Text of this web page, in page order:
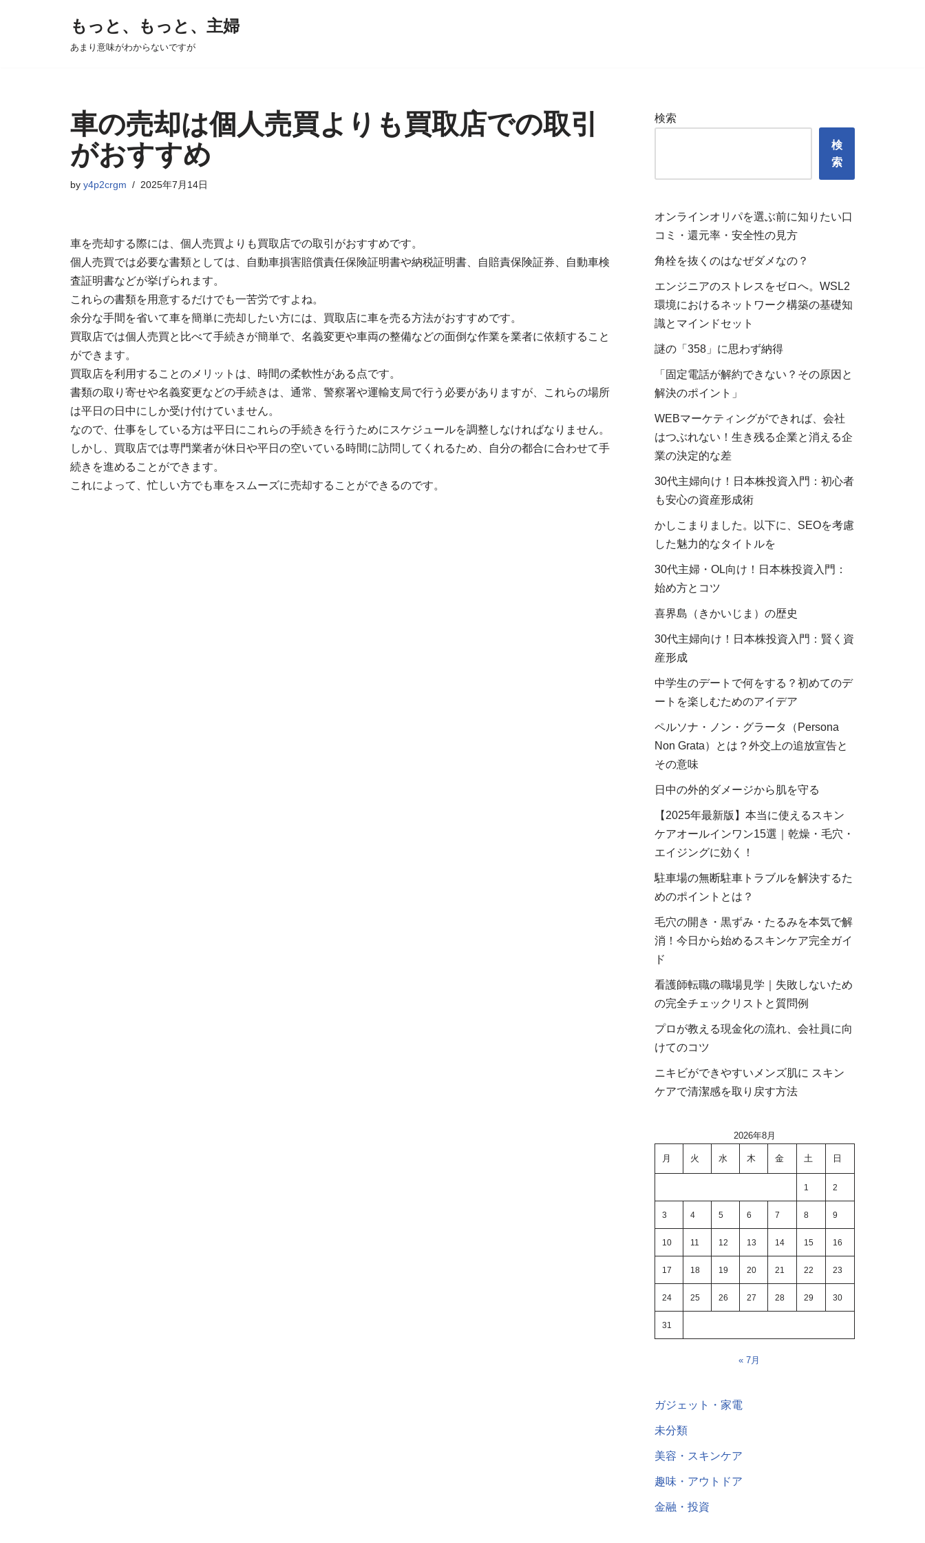
もっと、もっと、主婦
あまり意味がわからないですが
車の売却は個人売買よりも買取店での取引
がおすすめ
by y4p2crgm 2025年7月14日
車を売却する際には、個人売買よりも買取店での取引がおすすめです。
個人売買では必要な書類としては、自動車損害賠償責任保険証明書や納税証明書、自賠責保険証券、自動車検
査証明書などが挙げられます。
これらの書類を用意するだけでも一苦労ですよね。
余分な手間を省いて車を簡単に売却したい方には、買取店に車を売る方法がおすすめです。
買取店では個人売買と比べて手続きが簡単で、名義変更や車両の整備などの面倒な作業を業者に依頼すること
ができます。
買取店を利用することのメリットは、時間の柔軟性がある点です。
書類の取り寄せや名義変更などの手続きは、通常、警察署や運輸支局で行う必要がありますが、これらの場所
は平日の日中にしか受け付けていません。
なので、仕事をしている方は平日にこれらの手続きを行うためにスケジュールを調整しなければなりません。
しかし、買取店では専門業者が休日や平日の空いている時間に訪問してくれるため、自分の都合に合わせて手
続きを進めることができます。
これによって、忙しい方でも車をスムーズに売却することができるのです。
検索
検
索
オンラインオリパを選ぶ前に知りたい口
コミ・還元率・安全性の見方
角栓を抜くのはなぜダメなの？
エンジニアのストレスをゼロへ。WSL2
環境におけるネットワーク構築の基礎知
識とマインドセット
謎の「358」に思わず納得
「固定電話が解約できない？その原因と
解決のポイント」
WEBマーケティングができれば、会社
はつぶれない！生き残る企業と消える企
業の決定的な差
30代主婦向け！日本株投資入門：初心者
も安心の資産形成術
かしこまりました。以下に、SEOを考慮
した魅力的なタイトルを
30代主婦・OL向け！日本株投資入門：
始め方とコツ
喜界島（きかいじま）の歴史
30代主婦向け！日本株投資入門：賢く資
産形成
中学生のデートで何をする？初めてのデ
ートを楽しむためのアイデア
ペルソナ・ノン・グラータ（Persona
Non Grata）とは？外交上の追放宣告と
その意味
日中の外的ダメージから肌を守る
【2025年最新版】本当に使えるスキン
ケアオールインワン15選｜乾燥・毛穴・
エイジングに効く！
駐車場の無断駐車トラブルを解決するた
めのポイントとは？
毛穴の開き・黒ずみ・たるみを本気で解
消！今日から始めるスキンケア完全ガイ
ド
看護師転職の職場見学｜失敗しないため
の完全チェックリストと質問例
プロが教える現金化の流れ、会社員に向
けてのコツ
ニキビができやすいメンズ肌に スキン
ケアで清潔感を取り戻す方法
2026年8月
月 火 水 木 金 土 日
1 2
3 4 5 6 7 8 9
10 11 12 13 14 15 16
17 18 19 20 21 22 23
24 25 26 27 28 29 30
31
« 7月
ガジェット・家電
未分類
美容・スキンケア
趣味・アウトドア
金融・投資